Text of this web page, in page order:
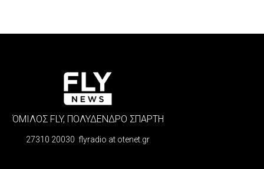
ΌΜΙΛΟΣ FLY, ΠΟΛΥΔΕΝΔΡΟ ΣΠΑΡΤΗ
27310 20030 flyradio at otenet.gr